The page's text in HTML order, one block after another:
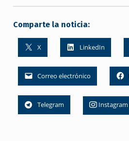
Comparte la noticia:
X LinkedIn
Correo electrónico
Telegram Instagram